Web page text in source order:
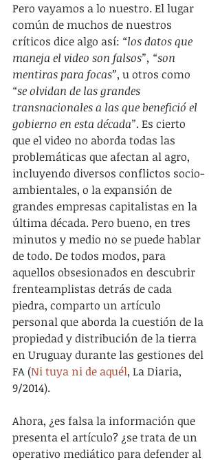
Pero vayamos a lo nuestro. El lugar
común de muchos de nuestros
críticos dice algo así: “los datos que
maneja el video son falsos”, “son
mentiras para focas”, u otros como
“se olvidan de las grandes
transnacionales a las que benefició el
gobierno en esta década”. Es cierto
que el video no aborda todas las
problemáticas que afectan al agro,
incluyendo diversos conflictos socio-
ambientales, o la expansión de
grandes empresas capitalistas en la
última década. Pero bueno, en tres
minutos y medio no se puede hablar
de todo. De todos modos, para
aquellos obsesionados en descubrir
frenteamplistas detrás de cada
piedra, comparto un artículo
personal que aborda la cuestión de la
propiedad y distribución de la tierra
en Uruguay durante las gestiones del
FA (Ni tuya ni de aquél, La Diaria,
9/2014).
Ahora, ¿es falsa la información que
presenta el artículo? ¿se trata de un
operativo mediático para defender al